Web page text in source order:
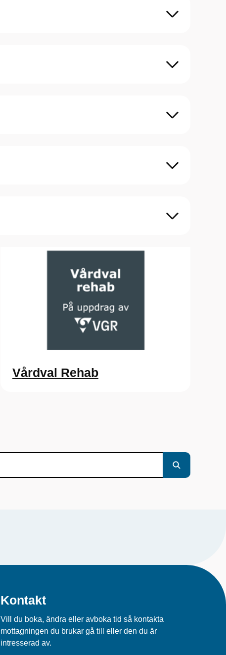
Vårdval Rehab
Kontakt
Vill du boka, ändra eller avboka tid så kontakta
mottagningen du brukar gå till eller den du är
intresserad av.